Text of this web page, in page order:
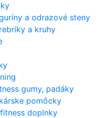
a odrazové steny
a kruhy
gumy, padáky
pomôcky
doplnky